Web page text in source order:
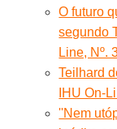
O futuro
segundo
Line, Nº.
Teilhard
IHU On-
''Nem